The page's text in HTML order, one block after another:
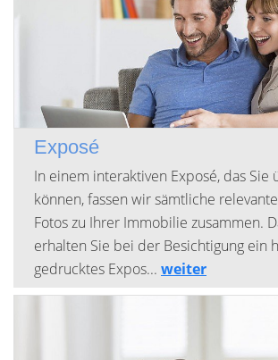
Exposé
In einem interaktiven Exposé, das Sie
können, fassen wir sämtliche
Fotos zu Ihrer Immobilie zusammen.
erhalten Sie bei der Besichtigung ein
gedrucktes Expos... weiter